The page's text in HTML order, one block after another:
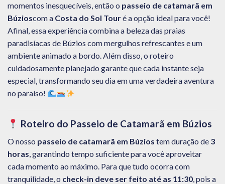
momentos inesquecíveis, então o passeio de catamarã em
Búzioscom a Costa do Sol Touré a opção ideal para você!
Afinal, essa experiência combina a beleza das praias
paradisíacas de Búzios com mergulhos refrescantes e um
ambiente animado a bordo. Além disso, o roteiro
cuidadosamente planejado garante que cada instante seja
especial, transformando seu dia em uma verdadeira aventura
no paraíso!
Roteiro do Passeio de Catamarã em Búzios
O nosso passeio de catamarã em Búzios tem duração de 3
horas, garantindo tempo suficiente para você aproveitar
cada momento ao máximo. Para que tudo ocorra com
tranquilidade, o check-in deve ser feito até as 11:30, pois a